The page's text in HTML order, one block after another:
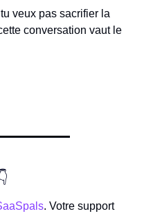
veux pas sacrifier la
conversation vaut le
. Votre support